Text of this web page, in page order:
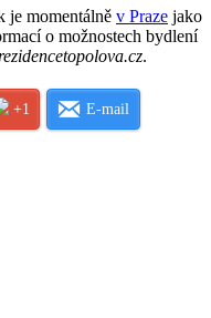
je momentálně v Praze jako
o možnostech bydlení
.
+1 E-mail